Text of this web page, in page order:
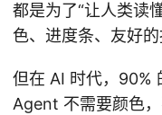
都是为了“让人类读
色、进度条、友好的
但在 AI 时代，90%
Agent 不需要颜色